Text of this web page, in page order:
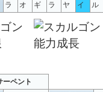
ラ
オ
ギ
ラ
ヤ
イ
ル
ーペント